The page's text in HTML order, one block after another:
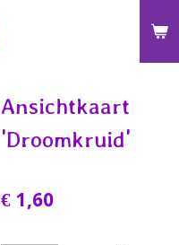
Ansichtkaart
'Droomkruid'
€ 1,60